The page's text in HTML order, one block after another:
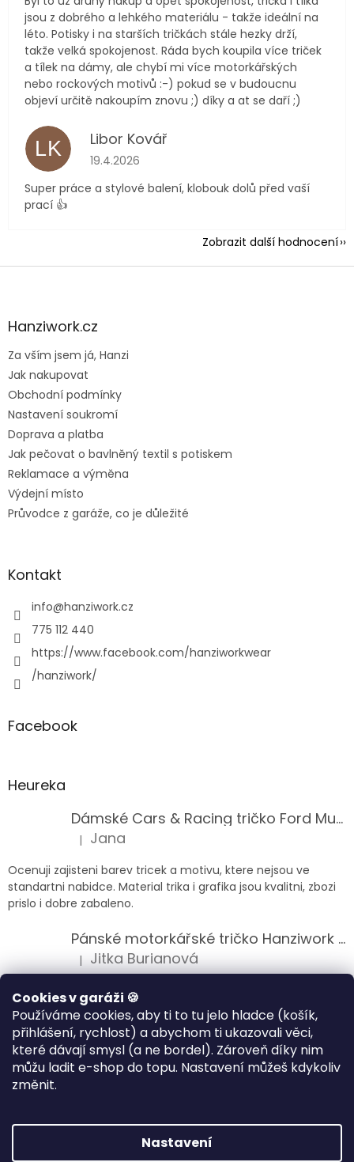
Cookies v garáži 🍪
Používáme cookies, aby ti to tu jelo hladce (košík,
přihlášení, rychlost) a abychom ti ukazovali věci,
které dávají smysl (a ne bordel). Zároveň díky nim
můžu ladit e-shop do topu. Nastavení můžeš kdykoliv
změnit.
Nastavení
jsou z dobrého a lehkého materiálu - takže ideální na
léto. Potisky i na starších tričkách stále hezky drží,
takže velká spokojenost. Ráda bych koupila více triček
a tílek na dámy, ale chybí mi více motorkářských
nebo rockových motivů :-) pokud se v budoucnu
objeví určitě nakoupím znovu ;) díky a at se daří ;)
LK Libor Kovář
Hodnocení obchodu je 5 z 5 hvězdiček.
19.4.2026
Super práce a stylové balení, klobouk dolů před vaší
prací 👍
Zobrazit další hodnocení
Z
aHanziwork.cz
Za vším jsem já, Hanzi
Jak nakupovat
Obchodní podmínky
Nastavení soukromí
Doprava a platba
Jak pečovat o bavlněný textil s potiskem
Reklamace a výměna
Výdejní místo
Průvodce z garáže, co je důležité
Kontakt
info@hanziwork.cz
775 112 440
https://www.facebook.com/hanziworkwear
/hanziwork/
Facebook
Heureka
Dámské Cars & Racing tričko Ford Mustang 5. generace
Hodnocení produktu je 5 z 5 hvězdiček.
| Jana
Ocenuji zajisteni barev tricek a motivu, ktere nejsou ve
standartni nabidce. Material trika i grafika jsou kvalitni, zbozi
prislo i dobre zabaleno.
Pánské motorkářské tričko Hanziwork Custom Bobber
Hodnocení produktu je 5 z 5 hvězdiček.
| Jitka Burianová
Splnil očekávání na jedničku
Hodnocení produktu je 5 z 5 hvězdiček.
| Klára Musilová
Jsem velice spokojena, velmi kvalitni zbozi.
Vytvořil Shoptet